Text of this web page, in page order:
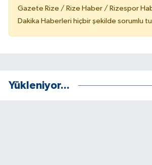
Gazete Rize / Rize Haber / Rizespor
Dakika Haberleri hiçbir şekilde sorumlu
Yükleniyor...